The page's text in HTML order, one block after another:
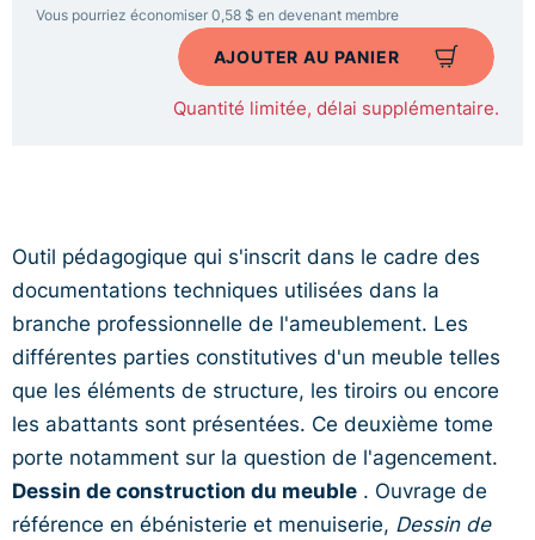
Vous pourriez économiser 0,58 $ en devenant membre
AJOUTER AU PANIER
Quantité limitée, délai supplémentaire.
Outil pédagogique qui s'inscrit dans le cadre des
documentations techniques utilisées dans la
branche professionnelle de l'ameublement. Les
différentes parties constitutives d'un meuble telles
que les éléments de structure, les tiroirs ou encore
les abattants sont présentées. Ce deuxième tome
porte notamment sur la question de l'agencement.
Dessin de construction du meuble . Ouvrage de
référence en ébénisterie et menuiserie, Dessin de